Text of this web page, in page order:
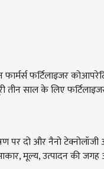
फर्टिलाइजर
तीन साल के लिए
दो और नैनो टेक्नोलॉजी
मूल्य, उत्पादन की जगह